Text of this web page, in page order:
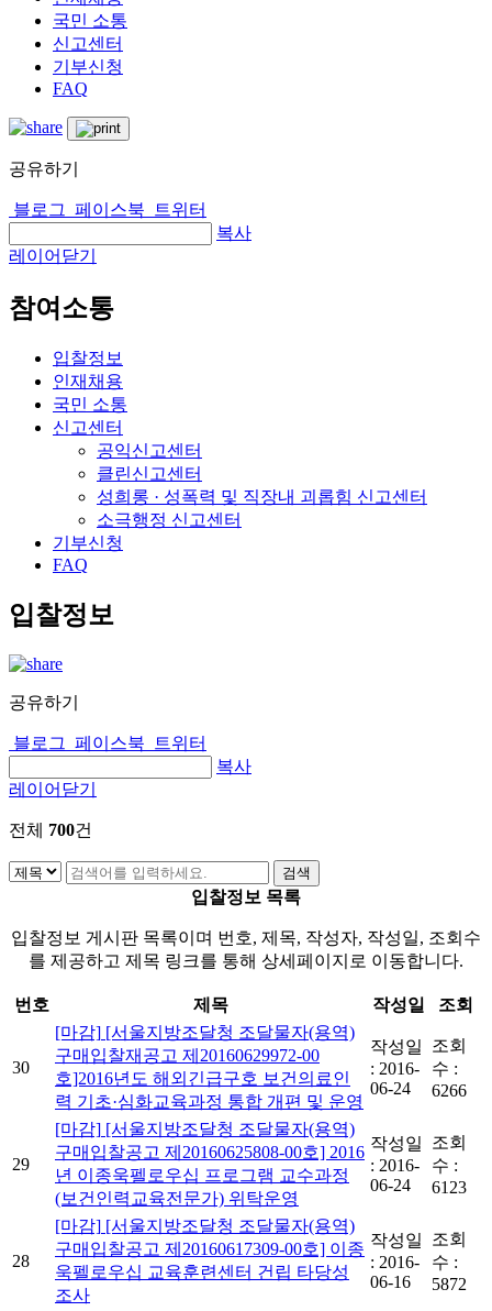
국민 소통
신고센터
기부신청
FAQ
공유하기
블로그 페이스북
트위터
복사
레이어닫기
참여소통
입찰정보
인재채용
국민 소통
신고센터
공익신고센터
클린신고센터
성희롱 · 성폭력 및 직장내 괴롭힘 신고센터
소극행정 신고센터
기부신청
FAQ
입찰정보
공유하기
블로그 페이스북
트위터
복사
레이어닫기
전체 700건
입찰정보 목록
입찰정보 게시판 목록이며 번호, 제목, 작성자, 작성일, 조회수
를 제공하고 제목 링크를 통해 상세페이지로 이동합니다.
번호 제목 작성일 조회
30
[마감] [서울지방조달청 조달물자(용역)
구매입찰재공고 제20160629972-00
호]2016년도 해외긴급구호 보건의료인
력 기초·심화교육과정 통합 개편 및 운영
작성일
: 2016-
06-24
조회
수 :
6266
29
[마감] [서울지방조달청 조달물자(용역)
구매입찰공고 제20160625808-00호] 2016
년 이종욱펠로우십 프로그램 교수과정
(보건인력교육전문가) 위탁운영
작성일
: 2016-
06-24
조회
수 :
6123
28
[마감] [서울지방조달청 조달물자(용역)
구매입찰공고 제20160617309-00호] 이종
욱펠로우십 교육훈련센터 건립 타당성
조사
작성일
: 2016-
06-16
조회
수 :
5872